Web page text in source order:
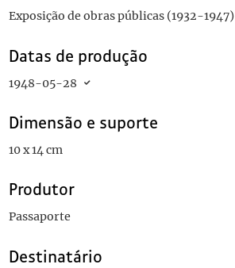
Exposição de obras públicas (1932-1947)
Datas de produção
1948-05-28
Dimensão e suporte
10 x 14 cm
Produtor
Passaporte
Destinatário